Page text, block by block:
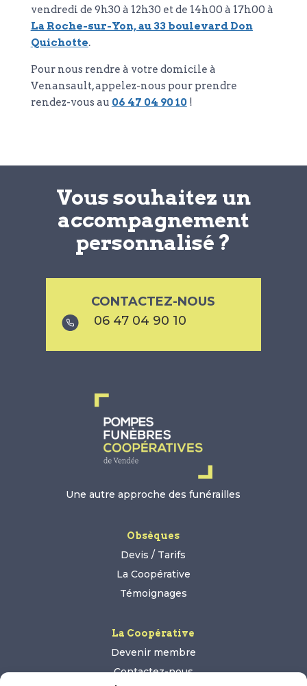
vendredi de 9h30 à 12h30 et de 14h00 à 17h00 à
La Roche-sur-Yon, au 33 boulevard Don
Quichotte.
Pour nous rendre à votre domicile à
Venansault, appelez-nous pour prendre
rendez-vous au 06 47 04 90 10!
Vous souhaitez un
accompagnement
personnalisé ?
CONTACTEZ-NOUS
06 47 04 90 10
Une autre approche des funérailles
Obsèques
Devis / Tarifs
La Coopérative
Témoignages
La Coopérative
Devenir membre
Contactez-nous